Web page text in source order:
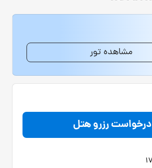
مشاهده تور
درخواست رزرو هتل